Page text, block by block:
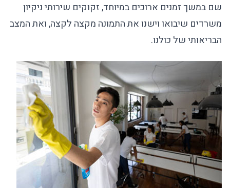
שם במשך זמנים ארוכים במיוחד, זקוקים שירותי ניקיון
משרדים שיבואו וישנו את התמונה מקצה לקצה, ואת המצב
הבריאותי של כולנו.